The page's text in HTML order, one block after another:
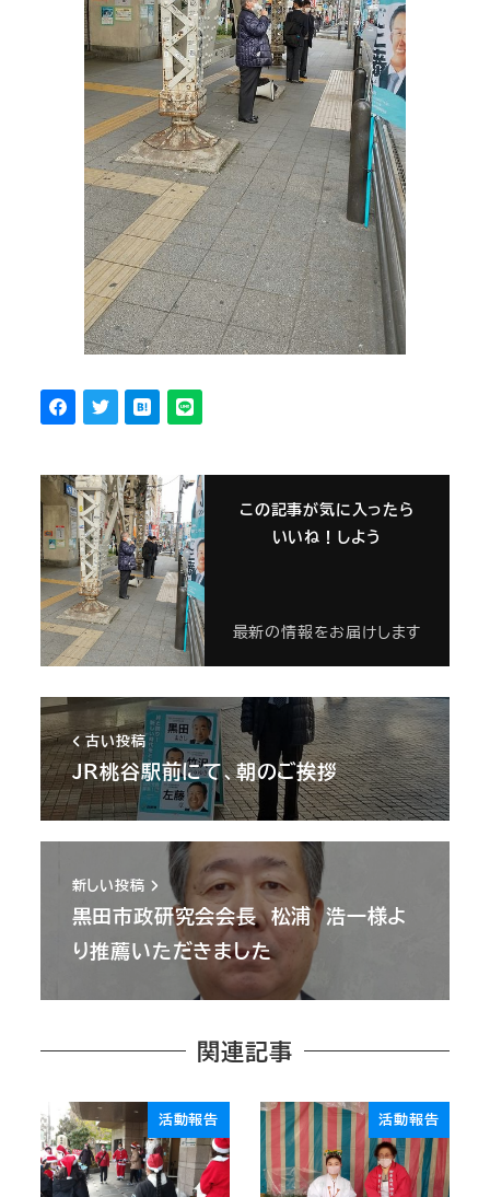
この記事が気に入ったら
いいね！しよう
最新の情報をお届けします
古い投稿
JR桃谷駅前にて、朝のご挨拶
新しい投稿
黒田市政研究会会長 松浦 浩一様よ
り推薦いただきました
関連記事
活動報告 活動報告